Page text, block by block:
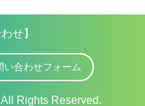
せ】
い合わせフォーム
Rights Reserved.